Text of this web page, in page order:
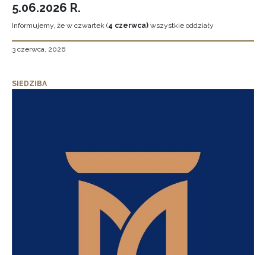
5.06.2026 R.
Informujemy, że w czwartek (4 czerwca) wszystkie oddziały
3 czerwca, 2026
SIEDZIBA